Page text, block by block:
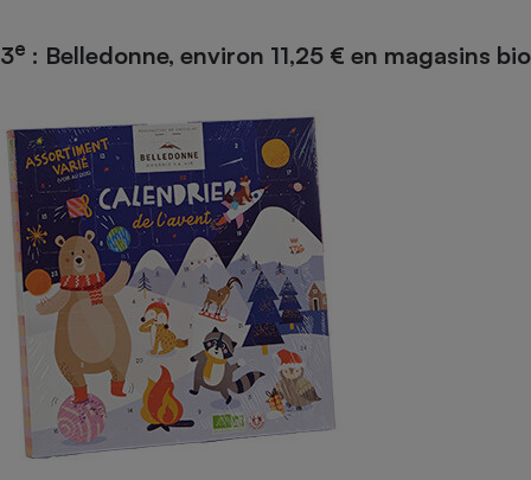
3e : Belledonne, environ 11,25 € en magasins bio